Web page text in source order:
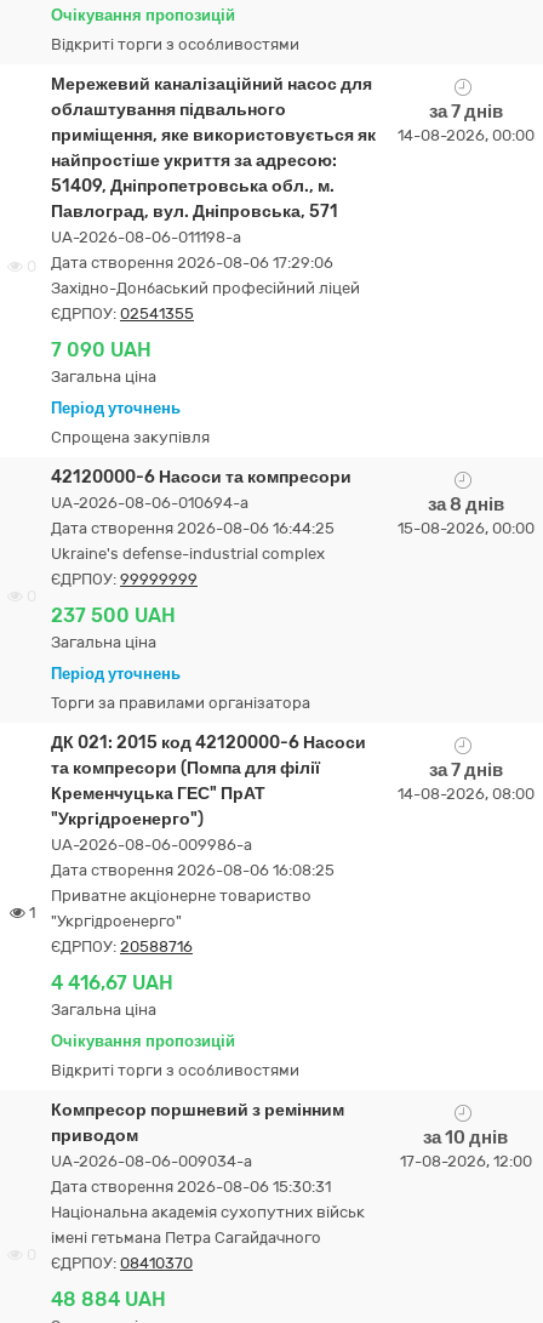
Очікування пропозицій
Відкриті торги з особливостями
0
Мережевий каналізаційний насос для
облаштування підвального
приміщення, яке використовується як
найпростіше укриття за адресою:
51409, Дніпропетровська обл., м.
Павлоград, вул. Дніпровська, 571
UA-2026-08-06-011198-a
Дата створення 2026-08-06 17:29:06
Західно-Донбаський професійний ліцей
ЄДРПОУ: 02541355
7 090 UAH
Загальна ціна
Період уточнень
Спрощена закупівля
за 7 днів
14-08-2026, 00:00
42120000-6 Насоси та компресори
UA-2026-08-06-010694-a
Дата створення 2026-08-06 16:44:25
Ukraine's defense-industrial complex
ЄДРПОУ: 99999999
237 500 UAH
Загальна ціна
Період уточнень
Торги за правилами організатора
за 8 днів
15-08-2026, 00:00
1
ДК 021: 2015 код 42120000-6 Насоси
та компресори (Помпа для філії
Кременчуцька ГЕС" ПрАТ
"Укргідроенерго")
UA-2026-08-06-009986-a
Дата створення 2026-08-06 16:08:25
Приватне акціонерне товариство
"Укргідроенерго"
ЄДРПОУ: 20588716
4 416,67 UAH
Загальна ціна
Очікування пропозицій
Відкриті торги з особливостями
за 7 днів
14-08-2026, 08:00
Компресор поршневий з ремінним
приводом
UA-2026-08-06-009034-a
Дата створення 2026-08-06 15:30:31
Національна академія сухопутних військ
імені гетьмана Петра Сагайдачного
ЄДРПОУ: 08410370
48 884 UAH
за 10 днів
17-08-2026, 12:00